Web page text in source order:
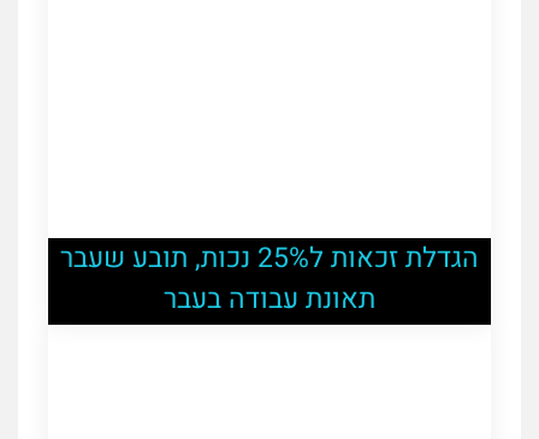
הגדלת זכאות ל25% נכות, תובע שעבר
תאונת עבודה בעבר